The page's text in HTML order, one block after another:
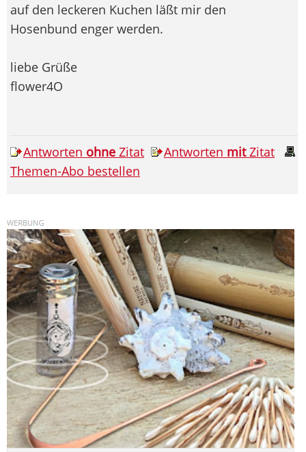
auf den leckeren Kuchen läßt mir den
Hosenbund enger werden.
liebe Grüße
flower4O
Antworten ohne Zitat Antworten mitZitat
Themen-Abo bestellen